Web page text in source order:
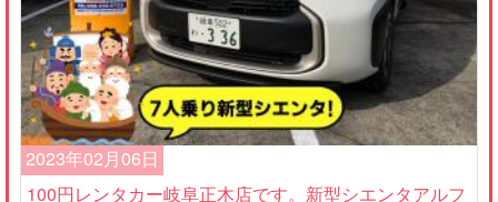
2023年02月06日
100円レンタカー岐阜正木店です。新型シエンタアルフ